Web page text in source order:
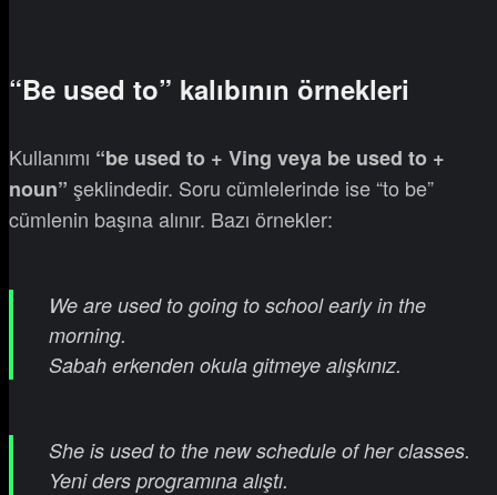
“Be used to” kalıbının örnekleri
Kullanımı “be used to + Ving veya be used to +
noun” şeklindedir. Soru cümlelerinde ise “to be”
cümlenin başına alınır. Bazı örnekler:
We are used to going to school early in the
morning.
Sabah erkenden okula gitmeye alışkınız.
She is used to the new schedule of her classes.
Yeni ders programına alıştı.